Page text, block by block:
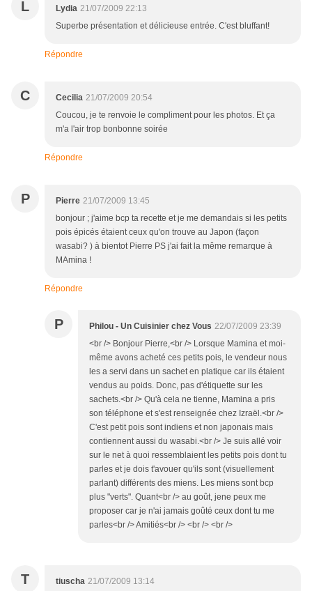
L Lydia 21/07/2009 22:13
Superbe présentation et délicieuse entrée. C'est bluffant!
Répondre
C Cecilia 21/07/2009 20:54
Coucou, je te renvoie le compliment pour les photos. Et ça
m'a l'air trop bonbonne soirée
Répondre
P Pierre 21/07/2009 13:45
bonjour ; j'aime bcp ta recette et je me demandais si les petits
pois épicés étaient ceux qu'on trouve au Japon (façon
wasabi? ) à bientot Pierre PS j'ai fait la même remarque à
MAmina !
Répondre
P Philou - Un Cuisinier chez Vous 22/07/2009 23:39
<br /> Bonjour Pierre,<br /> Lorsque Mamina et moi-
même avons acheté ces petits pois, le vendeur nous
les a servi dans un sachet en platique car ils étaient
vendus au poids. Donc, pas d'étiquette sur les
sachets.<br /> Qu'à cela ne tienne, Mamina a pris
son téléphone et s'est renseignée chez Izraël.<br />
C'est petit pois sont indiens et non japonais mais
contiennent aussi du wasabi.<br /> Je suis allé voir
sur le net à quoi ressemblaient les petits pois dont tu
parles et je dois t'avouer qu'ils sont (visuellement
parlant) différents des miens. Les miens sont bcp
plus "verts". Quant<br /> au goût, jene peux me
proposer car je n'ai jamais goûté ceux dont tu me
parles<br /> Amitiés<br /> <br /> <br />
T tiuscha 21/07/2009 13:14